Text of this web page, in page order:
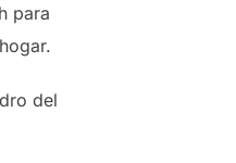
para
del